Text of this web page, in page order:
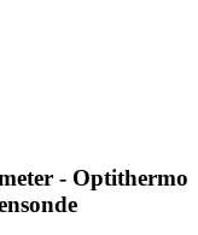
- Optithermo